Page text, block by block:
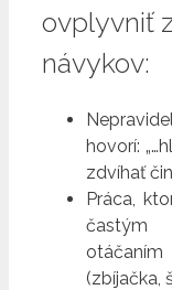
ovplyvniť
návykov:
hovorí:
zdvíhať
Práca,
častým
(zbíjačka,